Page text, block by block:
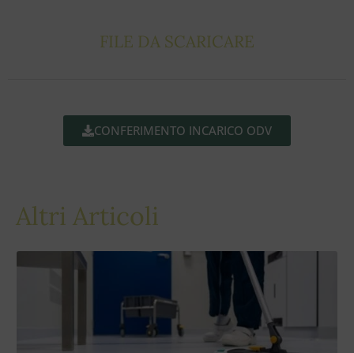
FILE DA SCARICARE
CONFERIMENTO INCARICO ODV
Altri Articoli